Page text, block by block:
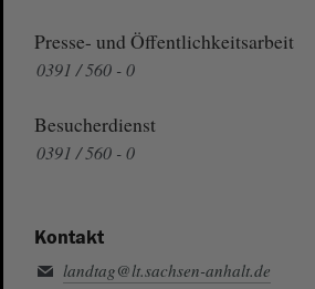
Presse- und Öffentlichkeitsarbeit
0391 / 560 - 0
Besucherdienst
0391 / 560 - 0
Kontakt
landtag@lt.sachsen-anhalt.de